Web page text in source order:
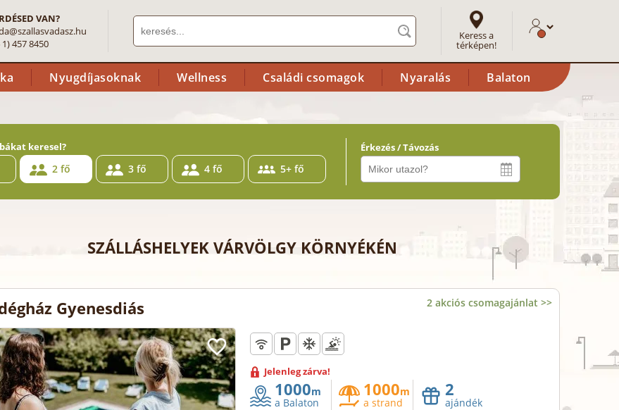
VAN?
457 8450
Keress a
térképen!
Nyugdíjasoknak Wellness Családi csomagok Nyaralás Balaton
keresel?
2 fő 3 fő 4 fő 5+ fő
Érkezés / Távozás
SZÁLLÁSHELYEK VÁRVÖLGY KÖRNYÉKÉN
Gyenesdiás 2 akciós csomagajánlat >>
Jelenleg zárva!
1000m
a Balaton
1000m
a strand
2
ajándék